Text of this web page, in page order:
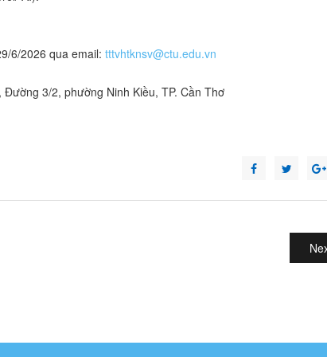
6/2026 qua email: tttvhtknsv@ctu.edu.vn
3/2, phường Ninh Kiều, TP. Cần Thơ